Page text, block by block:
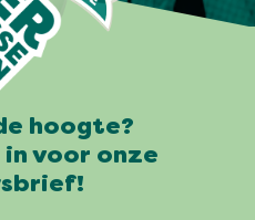
hoogte?
in voor onze